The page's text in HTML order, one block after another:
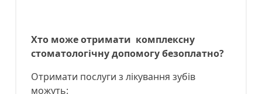
Хто може отримати комплексну
стоматологічну допомогу безоплатно?
Отримати послуги з лікування зубів
можуть: